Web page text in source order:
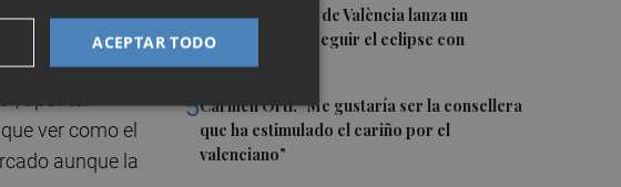
4El Ayuntamiento de València lanza un
decálogo para seguir el eclipse con
seguridad
5Carmen Ortí: "Me gustaría ser la consellera
que ha estimulado el cariño por el
valenciano"
vez que
ver como el
aunque la
ACEPTAR TODO